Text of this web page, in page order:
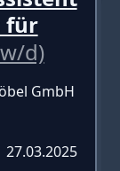
für
d)
GmbH
27.03.2025